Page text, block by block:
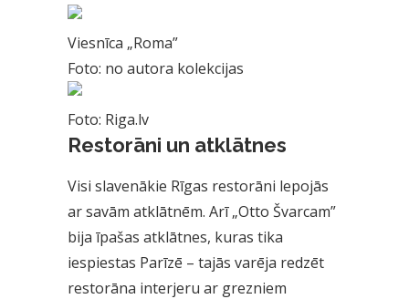
Viesnīca „Roma”
Foto: no autora kolekcijas
Foto: Riga.lv
Restorāni un atklātnes
Visi slavenākie Rīgas restorāni lepojās
ar savām atklātnēm. Arī „Otto Švarcam”
bija īpašas atklātnes, kuras tika
iespiestas Parīzē – tajās varēja redzēt
restorāna interjeru ar grezniem